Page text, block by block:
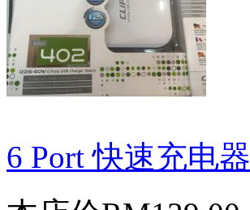
6 Port 快速充电器